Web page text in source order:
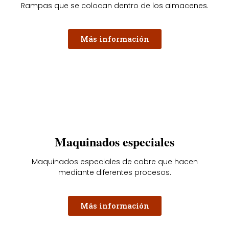
Rampas que se colocan dentro de los almacenes.
Más información
Maquinados especiales
Maquinados especiales de cobre que hacen
mediante diferentes procesos.
Más información